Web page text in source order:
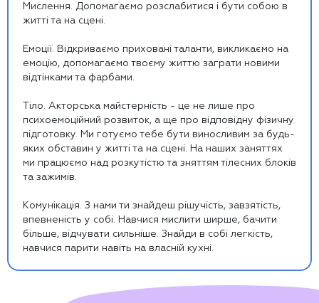
Мислення. Допомагаємо розслабитися і бути собою в
житті та на сцені.
Емоції. Відкриваємо приховані таланти, викликаємо на
емоцію, допомагаємо твоєму життю заграти новими
відтінками та фарбами.
Тіло. Акторська майстерність - це не лише про
психоемоційний розвиток, а ще про відповідну фізичну
підготовку. Ми готуємо тебе бути виносливим за будь-
яких обставин у житті та на сцені. На наших заняттях
ми працюємо над розкутістю та зняттям тілесних блоків
та зажимів.
Комунікація. З нами ти знайдеш рішучість, завзятість,
впевненість у собі. Навчися мислити ширше, бачити
більше, відчувати сильніше. Знайди в собі легкість,
навчися парити навіть на власній кухні.